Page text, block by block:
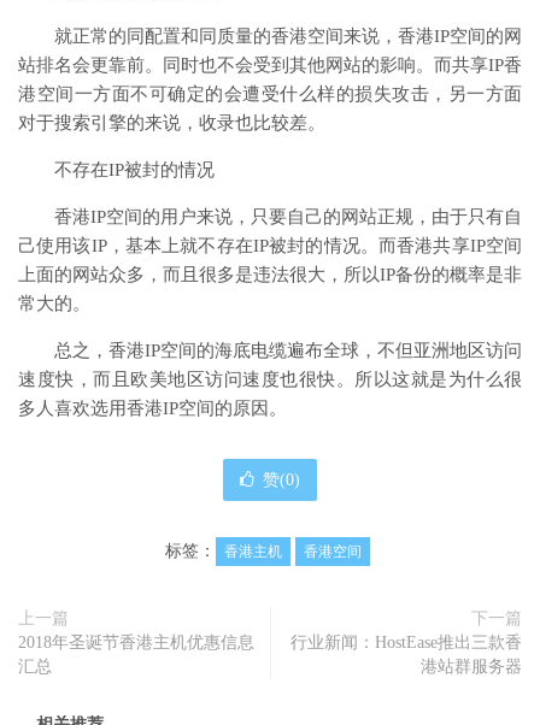
就正常的同配置和同质量的香港空间来说，香港IP空间的网
站排名会更靠前。同时也不会受到其他网站的影响。而共享IP香
港空间一方面不可确定的会遭受什么样的损失攻击，另一方面
对于搜索引擎的来说，收录也比较差。
不存在IP被封的情况
香港IP空间的用户来说，只要自己的网站正规，由于只有自
己使用该IP，基本上就不存在IP被封的情况。而香港共享IP空间
上面的网站众多，而且很多是违法很大，所以IP备份的概率是非
常大的。
总之，香港IP空间的海底电缆遍布全球，不但亚洲地区访问
速度快，而且欧美地区访问速度也很快。所以这就是为什么很
多人喜欢选用香港IP空间的原因。
赞(0)
标签： 香港主机 香港空间
上一篇
2018年圣诞节香港主机优惠信息
汇总
下一篇
行业新闻：HostEase推出三款香
港站群服务器